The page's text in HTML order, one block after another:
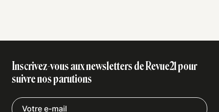
Inscrivez-vous aux newsletters de Revue21 pour
suivre nos parutions